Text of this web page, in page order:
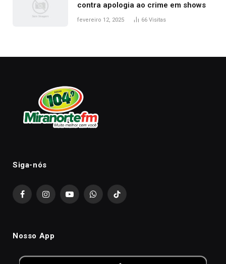
contra apologia ao crime em shows
fevereiro 12, 2025 66 Visitas
Siga-nós
FacebookInstagramYouTubeWhatsAppTikTok
Nosso App